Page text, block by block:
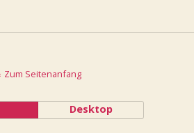
Zum Seitenanfang
Desktop